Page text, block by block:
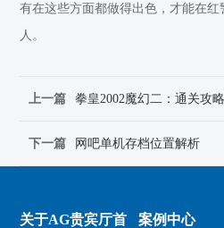
有在这些方面都做得出色，才能在
人。
上一篇 拳皇2002魔幻二：通关攻
下一篇 网吧单机存档位置解析
关于AG贵宾厅首
案例中心